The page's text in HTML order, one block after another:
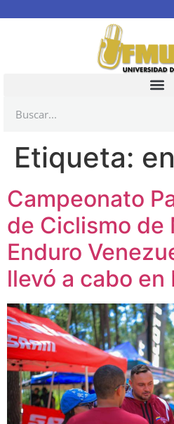
Etiqueta:
Campeonato
de Ciclismo de
Enduro
llevó a cabo en